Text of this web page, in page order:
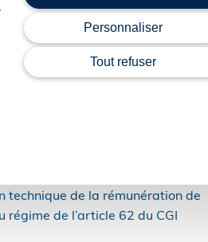
fiscal que celle des associés
dans la catégorie des BNC
traitements et salaires, alors
technique de la rémunération de
de l’article 62 du CGI
Personnaliser
Tout refuser